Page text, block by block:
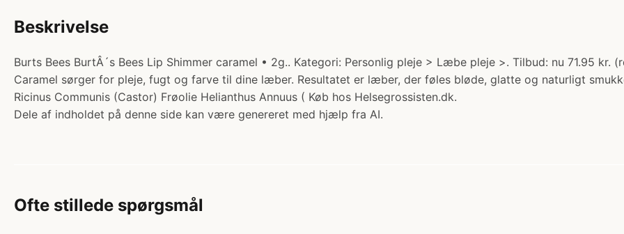
Beskrivelse
Burts Bees BurtÂ´s Bees Lip Shimmer caramel • 2g.. Kategori: Personlig pleje > Læbe pleje >. Tilbud: nu 71.95 kr.
Caramel sørger for pleje, fugt og farve til dine læber. Resultatet er læber, der føles bløde, glatte og naturligt
Ricinus Communis (Castor) Frøolie Helianthus Annuus ( Køb hos Helsegrossisten.dk.
Dele af indholdet på denne side kan være genereret med hjælp fra AI.
Ofte stillede spørgsmål